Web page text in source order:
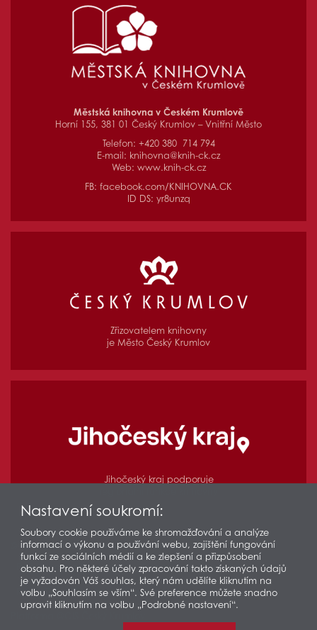
Městská knihovna v Českém Krumlově
Horní 155, 381 01 Český Krumlov – Vnitřní Město
Telefon: +420 380 714 794
E-mail: knihovna@knih-ck.cz
Web: www.knih-ck.cz
FB: facebook.com/KNIHOVNA.CK
ID DS: yr8unzq
Zřizovatelem knihovny
je Město Český Krumlov
Jihočeský kraj podporuje
© 2026 Městská knihovna v Českém Krumlově
Prohlášení o přístupnosti
Ochrana osobních údajů
Partneři Odkazy Mapa stránek
Nastavení soukromí:
Soubory cookie používáme ke shromažďování a analýze
informací o výkonu a používání webu, zajištění fungování
funkcí ze sociálních médií a ke zlepšení a přizpůsobení
obsahu. Pro některé účely zpracování takto získaných údajů
je vyžadován Váš souhlas, který nám udělíte kliknutím na
volbu „Souhlasím se vším“. Své preference můžete snadno
upravit kliknutím na volbu „Podrobné nastavení“.